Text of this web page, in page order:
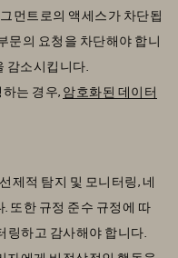
먼트로의 액세스가 차단됩
문의 요청을 차단해야 합니
감소시킵니다.
는 경우, 암호화된 데이터
제적 탐지 및 모니터링, 네
또한 규정 준수 규정에 따
링하고 감사해야 합니다.